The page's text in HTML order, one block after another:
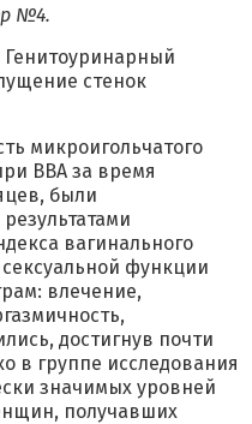
№4.
Генитоуринарный
стенок
микроигольчатого
ВВА за время
были
вагинального
функции
влечение,
достигнув почти
в группе исследования
значимых уровней
получавших